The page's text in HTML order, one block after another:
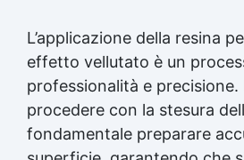
L’applicazione della resina
effetto vellutato è un
professionalità e precisione.
procedere con la stesura
fondamentale preparare